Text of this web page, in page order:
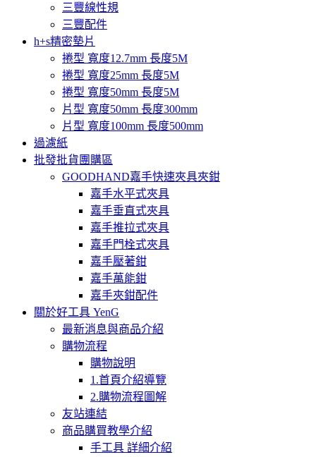
三豐線性規
三豐配件
h+s精密墊片
捲型 寬度12.7mm 長度5M
捲型 寬度25mm 長度5M
捲型 寬度50mm 長度5M
片型 寬度50mm 長度300mm
片型 寬度100mm 長度500mm
過濾紙
批發批貨團購區
GOODHAND嘉手快速夾具夾鉗
嘉手水平式夾具
嘉手垂直式夾具
嘉手推拉式夾具
嘉手門栓式夾具
嘉手壓著鉗
嘉手萬能鉗
嘉手夾鉗配件
關於好工具 YenG
最新消息與商品介紹
購物流程
購物說明
1.首頁介紹導覽
2.購物流程圖解
友站連結
商品購買教學介紹
手工具 詳細介紹